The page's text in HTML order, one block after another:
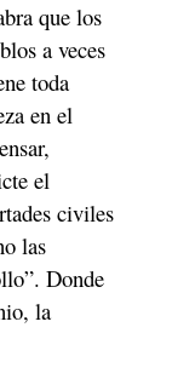
que los
a veces
toda
en el
el
civiles
las
Donde
la